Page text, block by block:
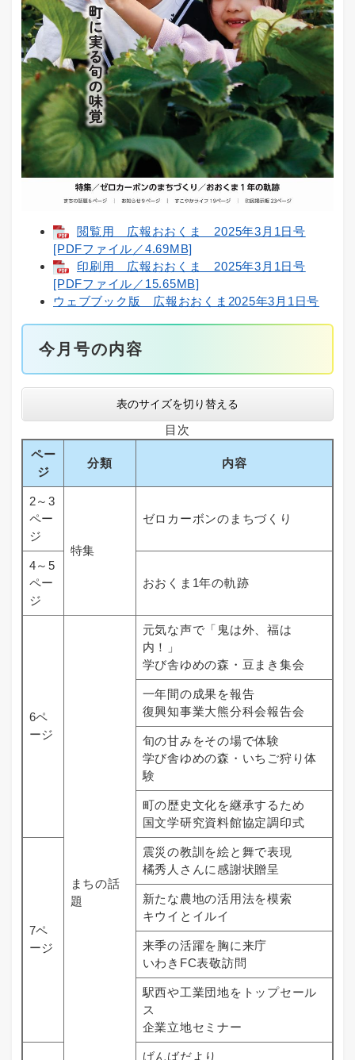
閲覧用 広報おおくま 2025年3月1日号
[PDFファイル／4.69MB]
印刷用 広報おおくま 2025年3月1日号
[PDFファイル／15.65MB]
ウェブブック版 広報おおくま2025年3月1日号
今月号の内容
表のサイズを切り替える
目次
ペー
ジ
分類 内容
2～3
ペー
ジ
特集
ゼロカーボンのまちづくり
4～5
ペー
ジ
おおくま1年の軌跡
6ペ
ージ
まちの話
題
元気な声で「鬼は外、福は
内！」
学び舎ゆめの森・豆まき集会
一年間の成果を報告
復興知事業大熊分科会報告会
旬の甘みをその場で体験
学び舎ゆめの森・いちご狩り体
験
町の歴史文化を継承するため
国文学研究資料館協定調印式
7ペ
ージ
震災の教訓を絵と舞で表現
橘秀人さんに感謝状贈呈
新たな農地の活用法を模索
キウイとイルイ
来季の活躍を胸に来庁
いわきFC表敬訪問
駅西や工業団地をトップセール
ス
企業立地セミナー
げんばだより